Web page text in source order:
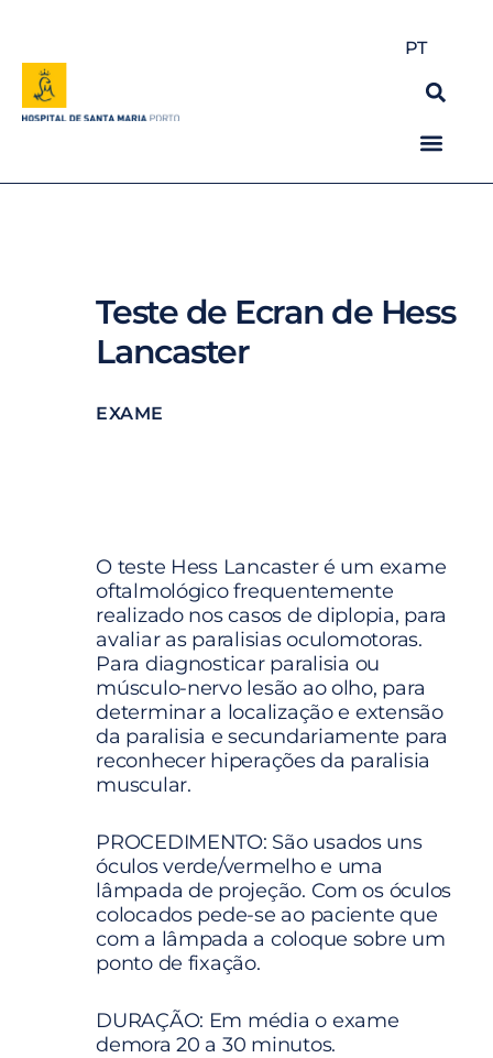
PT
Teste de Ecran de Hess
Lancaster
EXAME
O teste Hess Lancaster é um exame
oftalmológico frequentemente
realizado nos casos de diplopia, para
avaliar as paralisias oculomotoras.
Para diagnosticar paralisia ou
músculo-nervo lesão ao olho, para
determinar a localização e extensão
da paralisia e secundariamente para
reconhecer hiperações da paralisia
muscular.
PROCEDIMENTO: São usados uns
óculos verde/vermelho e uma
lâmpada de projeção. Com os óculos
colocados pede-se ao paciente que
com a lâmpada a coloque sobre um
ponto de fixação.
DURAÇÃO: Em média o exame
demora 20 a 30 minutos.